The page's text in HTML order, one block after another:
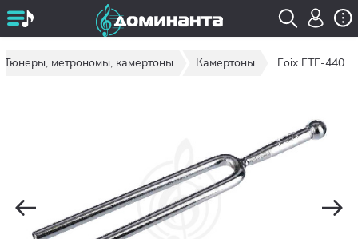
Тюнеры, метрономы, камертоны Камертоны Foix FTF-440